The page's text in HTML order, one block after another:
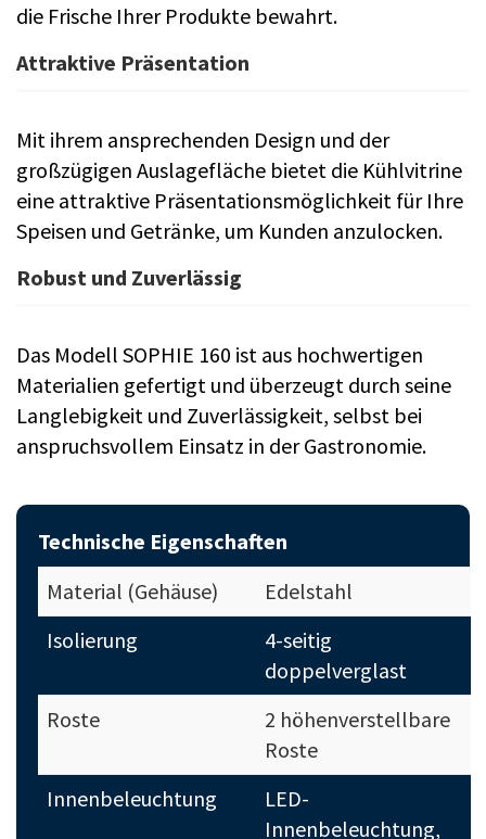
die Frische Ihrer Produkte bewahrt.
Attraktive Präsentation
Mit ihrem ansprechenden Design und der
großzügigen Auslagefläche bietet die Kühlvitrine
eine attraktive Präsentationsmöglichkeit für Ihre
Speisen und Getränke, um Kunden anzulocken.
Robust und Zuverlässig
Das Modell SOPHIE 160 ist aus hochwertigen
Materialien gefertigt und überzeugt durch seine
Langlebigkeit und Zuverlässigkeit, selbst bei
anspruchsvollem Einsatz in der Gastronomie.
Technische Eigenschaften
Material (Gehäuse)
Edelstahl
Isolierung
4-seitig
doppelverglast
Roste
2 höhenverstellbare
Roste
Innenbeleuchtung
LED-
Innenbeleuchtung,